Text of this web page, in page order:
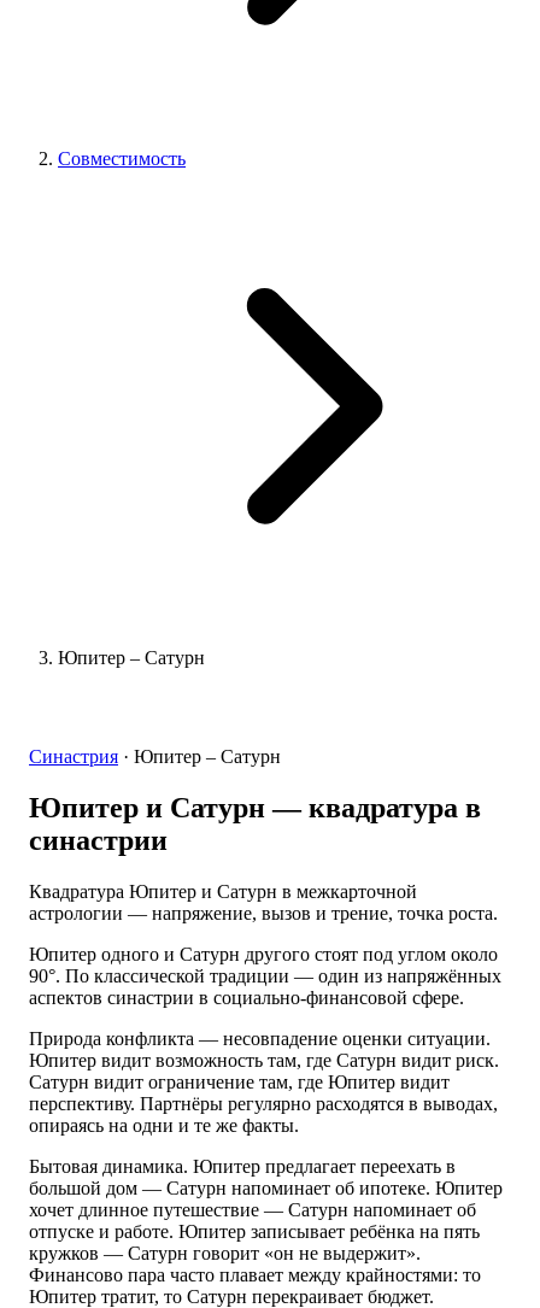
Совместимость
Юпитер – Сатурн
Синастрия · Юпитер – Сатурн
Юпитер и Сатурн— квадратура в
синастрии
Квадратура Юпитер и Сатурн в межкарточной
астрологии — напряжение, вызов и трение, точка роста.
Юпитер одного и Сатурн другого стоят под углом около
90°. По классической традиции — один из напряжённых
аспектов синастрии в социально-финансовой сфере.
Природа конфликта — несовпадение оценки ситуации.
Юпитер видит возможность там, где Сатурн видит риск.
Сатурн видит ограничение там, где Юпитер видит
перспективу. Партнёры регулярно расходятся в выводах,
опираясь на одни и те же факты.
Бытовая динамика. Юпитер предлагает переехать в
большой дом — Сатурн напоминает об ипотеке. Юпитер
хочет длинное путешествие — Сатурн напоминает об
отпуске и работе. Юпитер записывает ребёнка на пять
кружков — Сатурн говорит «он не выдержит».
Финансово пара часто плавает между крайностями: то
Юпитер тратит, то Сатурн перекраивает бюджет.